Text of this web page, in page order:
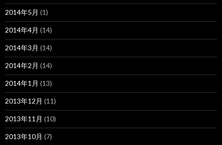
2014年5月 (1)
2014年4月 (14)
2014年3月 (14)
2014年2月 (14)
2014年1月 (13)
2013年12月 (11)
2013年11月 (10)
2013年10月 (7)